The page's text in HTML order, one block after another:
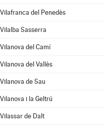
Vilafranca del Penedès
Vilalba Sasserra
Vilanova del Camí
Vilanova del Vallès
Vilanova de Sau
Vilanova i la Geltrú
Vilassar de Dalt